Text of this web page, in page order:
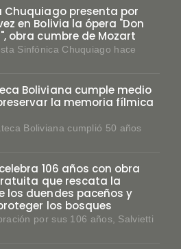
Chuquiago presenta por
en Bolivia la ópera "Don
obra cumbre de Mozart
Sinfónica Chuquiago hace
Boliviana cumple medio
la memoria fílmica
Boliviana cumplió 50 años
106 años con obra
que rescata la
los duendes paceños y
los bosques
por sus 106 años, Salvietti